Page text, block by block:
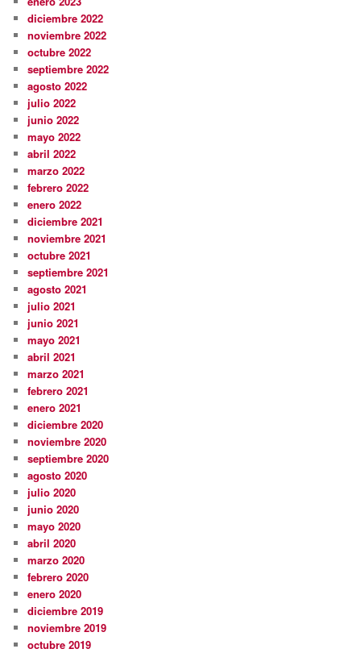
diciembre 2022
noviembre 2022
octubre 2022
septiembre 2022
agosto 2022
julio 2022
junio 2022
mayo 2022
abril 2022
marzo 2022
febrero 2022
enero 2022
diciembre 2021
noviembre 2021
octubre 2021
septiembre 2021
agosto 2021
julio 2021
junio 2021
mayo 2021
abril 2021
marzo 2021
febrero 2021
enero 2021
diciembre 2020
noviembre 2020
septiembre 2020
agosto 2020
julio 2020
junio 2020
mayo 2020
abril 2020
marzo 2020
febrero 2020
enero 2020
diciembre 2019
noviembre 2019
octubre 2019